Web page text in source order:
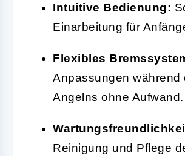
Intuitive Bedienung:
Einarbeitung für
Flexibles
Anpassungen während
Angelns ohne Aufwand.
Reinigung und Pflege